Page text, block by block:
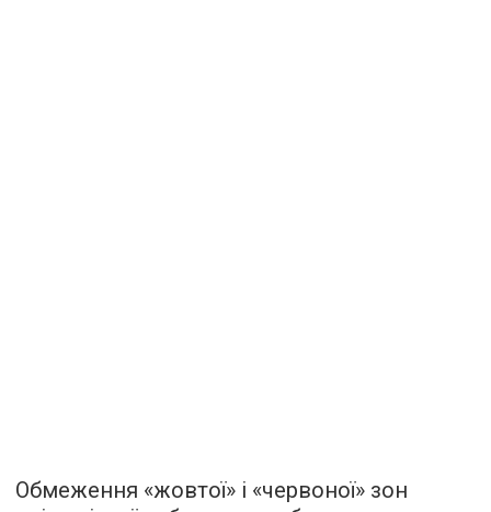
Обмеження «жовтої» і «червоної» зон